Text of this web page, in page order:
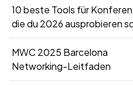
10 beste Tools für
die du 2026 ausprobieren
MWC 2025 Barcelona
Networking-Leitfaden